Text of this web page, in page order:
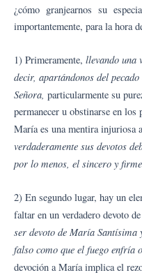
¿cómo granjearnos su
importantemente, para la hora
1) Primeramente, llevando una
decir, apartándonos del
Señora, particularmente su
permanecer u obstinarse en los
María es una mentira injuriosa
verdaderamente sus devotos
por lo menos, el sincero y
2) En segundo lugar, hay un
faltar en un verdadero devoto
ser devoto de María
falso como que el fuego enfría
devoción a María implica el